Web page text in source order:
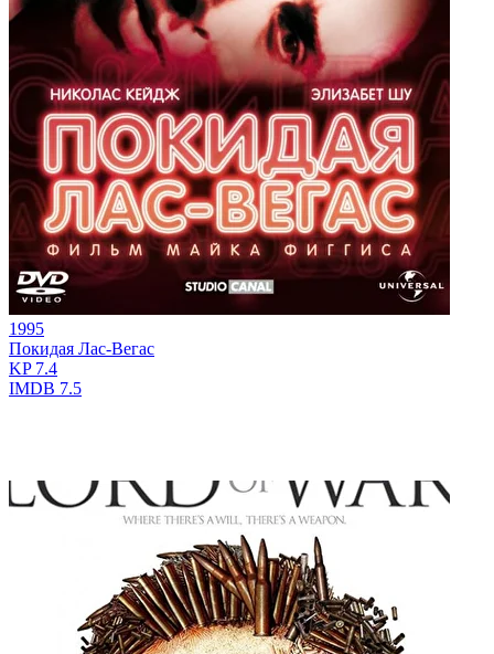
1995
Покидая Лас-Вегас
KP7.4
IMDB 7.5